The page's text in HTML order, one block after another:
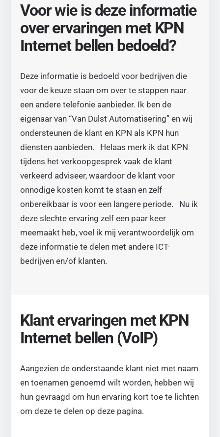
Voor wie is deze informatie
over ervaringen met KPN
Internet bellen bedoeld?
Deze informatie is bedoeld voor bedrijven die
voor de keuze staan om over te stappen naar
een andere telefonie aanbieder. Ik ben de
eigenaar van “Van Dulst Automatisering” en wij
ondersteunen de klant en KPN als KPN hun
diensten aanbieden. Helaas merk ik dat KPN
tijdens het verkoopgesprek vaak de klant
verkeerd adviseer, waardoor de klant voor
onnodige kosten komt te staan en zelf
onbereikbaar is voor een langere periode. Nu ik
deze slechte ervaring zelf een paar keer
meemaakt heb, voel ik mij verantwoordelijk om
deze informatie te delen met andere ICT-
bedrijven en/of klanten.
Klant ervaringen met KPN
Internet bellen (VoIP)
Aangezien de onderstaande klant niet met naam
en toenamen genoemd wilt worden, hebben wij
hun gevraagd om hun ervaring kort toe te lichten
om deze te delen op deze pagina.